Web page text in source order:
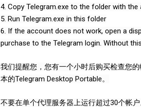
4. Copy Telegram.exe to the folder with
5. Run Telegram.exe in this folder
6. If the account does not work, open a
purchase to the Telegram login. Without
我们提醒您，您有一个小时后购买检查您
本的Telegram Desktop Portable。
不要在单个代理服务器上运行超过30个帐